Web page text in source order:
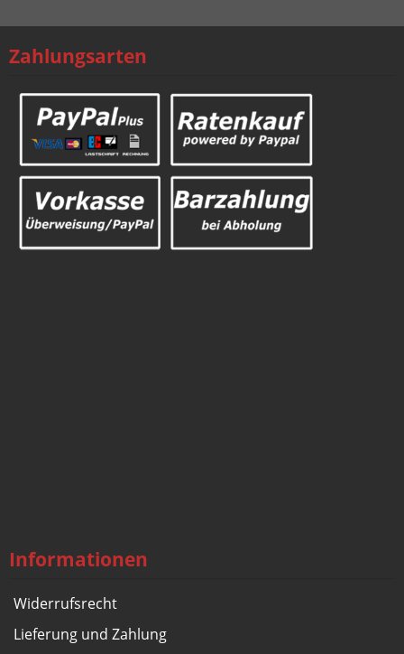
Zahlungsarten
Informationen
Widerrufsrecht
Lieferung und Zahlung